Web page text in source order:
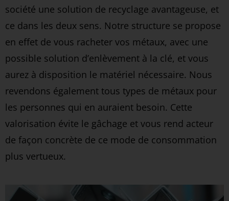
société une solution de recyclage avantageuse, et
ce dans les deux sens. Notre structure se propose
en effet de vous racheter vos métaux, avec une
possible solution d’enlèvement à la clé, et vous
aurez à disposition le matériel nécessaire. Nous
revendons également tous types de métaux pour
les personnes qui en auraient besoin. Cette
valorisation évite le gâchage et vous rend acteur
de façon concrète de ce mode de consommation
plus vertueux.